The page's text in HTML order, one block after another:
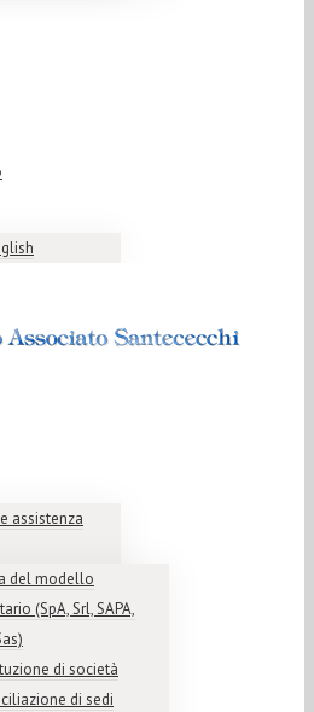
assistenza
del modello
(SpA, Srl, SAPA,
di società
di sedi